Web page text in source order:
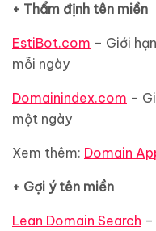
+ Thẩm định tên miền
EstiBot.com – Giới
mỗi ngày
Domainindex.com –
một ngày
Xem thêm: Domain
+ Gợi ý tên miền
Lean Domain Search